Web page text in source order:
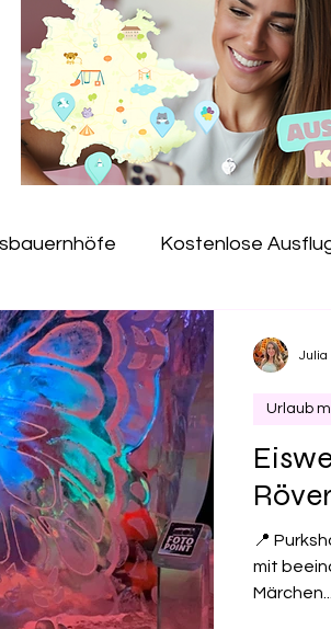
Kostenlose
Erlebnispfade
Hallenbad Gesundheit
Freibad Kugelbahn
📍
mit
Märchen...
Urlaub
Julia